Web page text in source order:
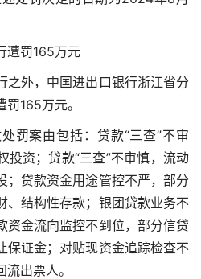
遭罚165万元
之外，中国进出口银行浙江省分
165万元。
罚案由包括：贷款“三查”不审
投资；贷款“三查”不审慎，流动
；贷款资金用途管控不严，部分
、结构性存款；银团贷款业务不
资金流向监控不到位，部分信贷
保证金；对贴现资金追踪检查不
出票人。